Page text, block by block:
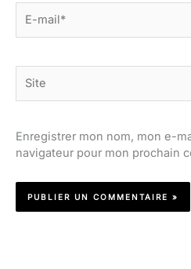
mail*
Enregistrer mon nom, mon e-
navigateur pour mon prochain